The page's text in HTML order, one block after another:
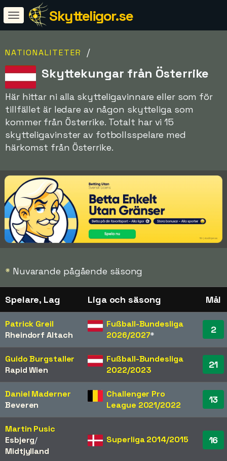
Skytteligor.se
NATIONALITETER /
Skyttekungar från Österrike
Här hittar ni alla skytteligavinnare eller som för
tillfället är ledare av någon skytteliga som
kommer från Österrike. Totalt har vi 15
skytteligavinster av fotbollsspelare med
härkomst från Österrike.
* Nuvarande pågående säsong
Spelare, Lag Liga och säsong Mål
Patrick Greil
Rheindorf Altach
Fußball-Bundesliga
2026/2027* 2
Guido Burgstaller
Rapid Wien
Fußball-Bundesliga
2022/2023
21
Daniel Maderner
Beveren
Challenger Pro
League 2021/2022
13
Martin Pusic
Esbjerg/​
Midtjylland
Superliga 2014/2015 16